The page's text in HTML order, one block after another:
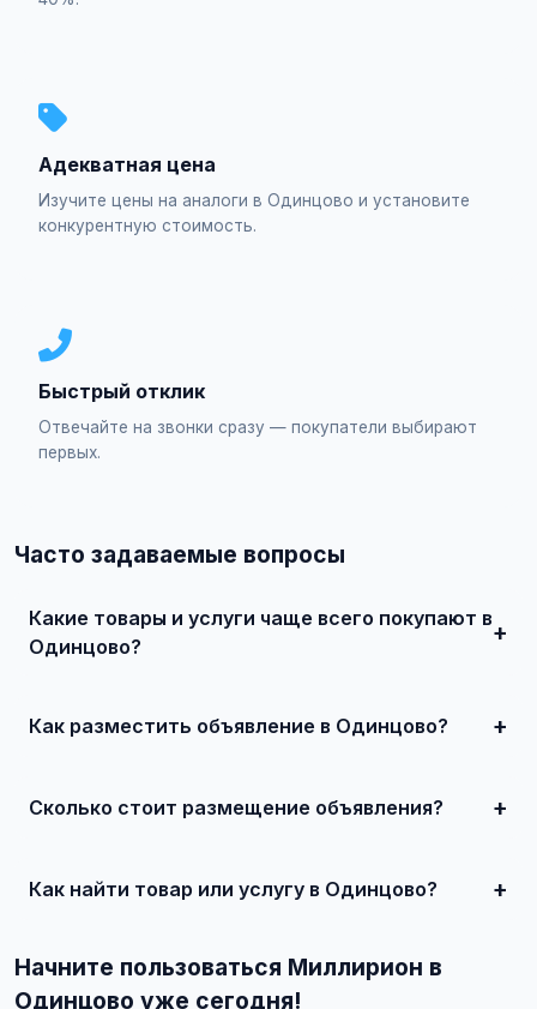
Адекватная цена
Изучите цены на аналоги в Одинцово и установите
конкурентную стоимость.
Быстрый отклик
Отвечайте на звонки сразу — покупатели выбирают
первых.
Часто задаваемые вопросы
Какие товары и услуги чаще всего покупают в
Одинцово?
также товары для дома и семьи.
Как разместить объявление в Одинцово?
форму и опубликуйте. Первые 10 объявлений —
Сколько стоит размещение объявления?
продвижение от 500 ₽ в месяц.
Как найти товар или услугу в Одинцово?
другим параметрам.
Начните пользоваться Миллирион в
Одинцово уже сегодня!